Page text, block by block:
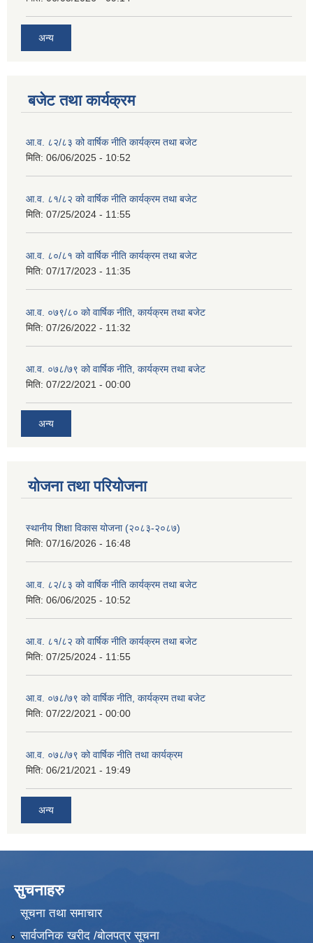
अन्य
बजेट तथा कार्यक्रम
आ.व. ८२/८३ को वार्षिक नीति कार्यक्रम तथा बजेट
मिति: 06/06/2025 - 10:52
आ.व. ८१/८२ को वार्षिक नीति कार्यक्रम तथा बजेट
मिति: 07/25/2024 - 11:55
आ.व. ८०/८१ को वार्षिक नीति कार्यक्रम तथा बजेट
मिति: 07/17/2023 - 11:35
आ.व. ०७९/८० को वार्षिक नीति, कार्यक्रम तथा बजेट
मिति: 07/26/2022 - 11:32
आ.व. ०७८/७९ को वार्षिक नीति, कार्यक्रम तथा बजेट
मिति: 07/22/2021 - 00:00
अन्य
याेजना तथा परियाेजना
स्थानीय शिक्षा विकास योजना (२०८३-२०८७)
मिति: 07/16/2026 - 16:48
आ.व. ८२/८३ को वार्षिक नीति कार्यक्रम तथा बजेट
मिति: 06/06/2025 - 10:52
आ.व. ८१/८२ को वार्षिक नीति कार्यक्रम तथा बजेट
मिति: 07/25/2024 - 11:55
आ.व. ०७८/७९ को वार्षिक नीति, कार्यक्रम तथा बजेट
मिति: 07/22/2021 - 00:00
आ.व. ०७८/७९ को वार्षिक नीति तथा कार्यक्रम
मिति: 06/21/2021 - 19:49
अन्य
सुचनाहरु
सूचना तथा समाचार
सार्वजनिक खरीद /बोलपत्र सूचना